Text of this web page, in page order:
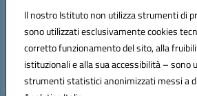
Il nostro Istituto non utilizza strumenti di
sono utilizzati esclusivamente cookies
corretto funzionamento del sito, alla
istituzionali e alla sua accessibilità – sono
strumenti statistici anonimizzati messi a
Posta elettronica certificata (PEC):
Codice fiscale: 92105840927
Codice meccanografico: CAIC84700T